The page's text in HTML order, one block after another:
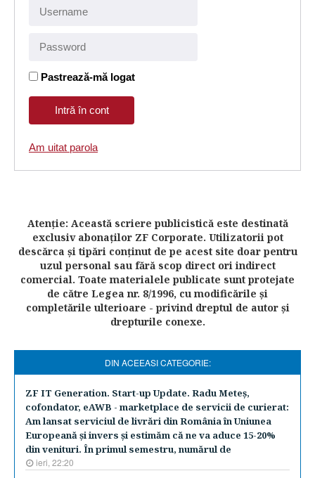
Pastrează-mă logat
Am uitat parola
Atenţie: Această scriere publicistică este destinată
exclusiv abonaţilor ZF Corporate. Utilizatorii pot
descărca şi tipări conţinut de pe acest site doar pentru
uzul personal sau fără scop direct ori indirect
comercial. Toate materialele publicate sunt protejate
de către Legea nr. 8/1996, cu modificările şi
completările ulterioare - privind dreptul de autor şi
drepturile conexe.
DIN ACEEASI CATEGORIE:
ZF IT Generation. Start-up Update. Radu Meteş,
cofondator, eAWB - marketplace de servicii de curierat:
Am lansat serviciul de livrări din România în Uniunea
Europeană şi invers şi estimăm că ne va aduce 15-20%
din venituri. În primul semestru, numărul de
ieri, 22:20